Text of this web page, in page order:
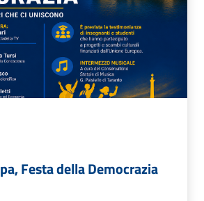
Festa della Democrazia